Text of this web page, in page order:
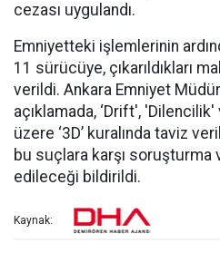
cezası uygulandı.
Emniyetteki işlemlerinin
11 sürücüye, çıkarıldıkları
verildi. Ankara Emniyet
açıklamada, ‘Drift',
üzere ‘3D’ kuralında taviz
bu suçlara karşı soruşturma
edileceği bildirildi.
Kaynak: